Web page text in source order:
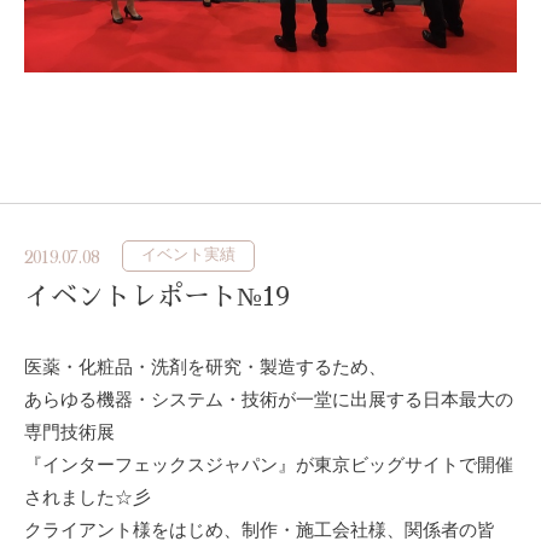
2019.07.08 イベント実績
イベントレポート№19
医薬・化粧品・洗剤を研究・製造するため、
あらゆる機器・システム・技術が一堂に出展する日本最大の
専門技術展
『インターフェックスジャパン』が東京ビッグサイトで開催
されました☆彡
クライアント様をはじめ、制作・施工会社様、関係者の皆